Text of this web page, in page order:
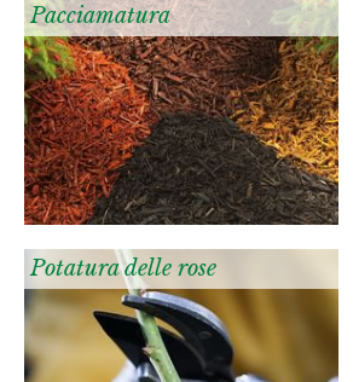
Pacciamatura
Potatura delle rose